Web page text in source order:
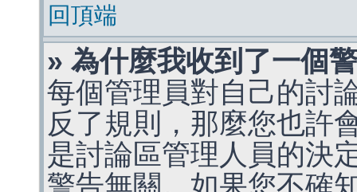
回頂端
» 為什麼我收到了一個
每個管理員對自己的討
反了規則，那麼您也許
是討論區管理人員的決
警告無關。如果您不確